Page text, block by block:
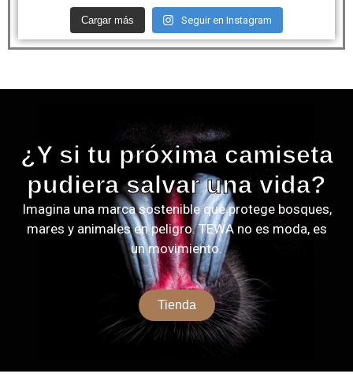
Cargar más Seguir en Instagram
¿Y si tu próxima camiseta
pudiera salvar una vida?
Imagina una marca sostenible que protege bosques,
mares y animales en peligro. TEWA no es moda, es
un movimiento.
Tienda